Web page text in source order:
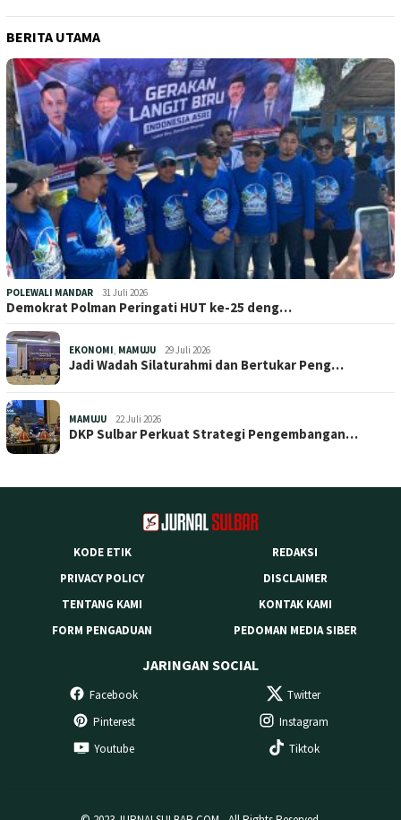
BERITA UTAMA
POLEWALI MANDAR 31 Juli 2026
Demokrat Polman Peringati HUT ke-25 deng…
EKONOMI, MAMUJU 29 Juli 2026
Jadi Wadah Silaturahmi dan Bertukar Peng…
MAMUJU 22 Juli 2026
DKP Sulbar Perkuat Strategi Pengembangan…
KODE ETIK
REDAKSI
PRIVACY POLICY
DISCLAIMER
TENTANG KAMI
KONTAK KAMI
FORM PENGADUAN
PEDOMAN MEDIA SIBER
JARINGAN SOCIAL
Facebook
Twitter
Pinterest
Instagram
Youtube
Tiktok